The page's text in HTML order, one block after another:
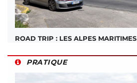
ROAD TRIP : LES ALPES MARITIMES
PRATIQUE